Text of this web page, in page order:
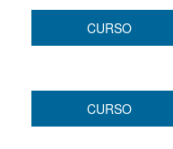
CURSO
CURSO